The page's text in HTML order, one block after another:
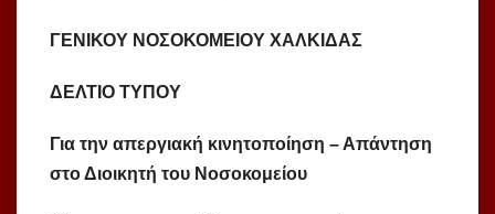
ΓΕΝΙΚΟΥ ΝΟΣΟΚΟΜΕΙΟΥ ΧΑΛΚΙΔΑΣ
ΔΕΛΤΙΟ ΤΥΠΟΥ
Για την απεργιακή κινητοποίηση – Απάντηση
στο Διοικητή του Νοσοκομείου